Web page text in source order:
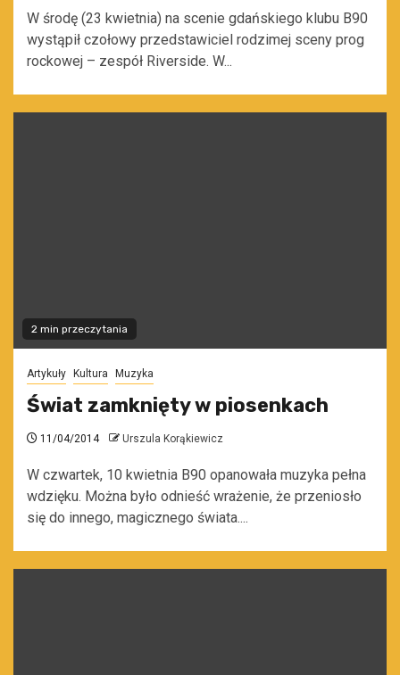
W środę (23 kwietnia) na scenie gdańskiego klubu B90
wystąpił czołowy przedstawiciel rodzimej sceny prog
rockowej – zespół Riverside. W...
2 min przeczytania
Artykuły Kultura Muzyka
Świat zamknięty w piosenkach
11/04/2014 Urszula Korąkiewicz
W czwartek, 10 kwietnia B90 opanowała muzyka pełna
wdzięku. Można było odnieść wrażenie, że przeniosło
się do innego, magicznego świata....